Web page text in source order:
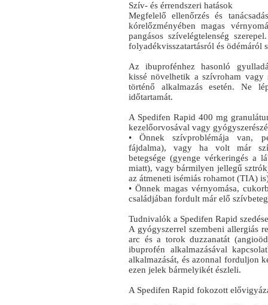
Szív- és érrendszeri hatások
Megfelelő ellenőrzés és
kórelőzményében magas
pangásos szívelégtelenség
folyadékvisszatartásról és ödémáról
Az ibuprofénhez hasonló
kissé növelhetik a szívroham vagy
történő alkalmazás esetén. Ne
időtartamát.
A Spedifen Rapid 400 mg
kezelőorvosával vagy
• Önnek szívproblémája van,
fájdalma), vagy ha volt már
betegsége (gyenge vérkeringés a
miatt), vagy bármilyen jellegű
az átmeneti isémiás rohamot (TIA)
• Önnek magas vérnyomása,
családjában fordult már elő
Tudnivalók a Spedifen Rapid
A gyógyszerrel szembeni allergiás
arc és a torok duzzanatát
ibuprofén alkalmazásával
alkalmazását, és azonnal forduljon
ezen jelek bármelyikét észleli.
A Spedifen Rapid fokozott